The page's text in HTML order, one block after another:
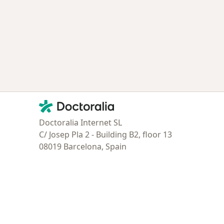
Contacto
Doctoralia - Página de inicio
Doctoralia Internet SL
C/ Josep Pla 2 - Building B2, floor 13
08019 Barcelona, Spain